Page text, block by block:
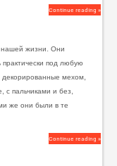
Continue reading »
нашей жизни. Они
под любую
мехом,
с пальчиками и без,
же они были в те
Continue reading »